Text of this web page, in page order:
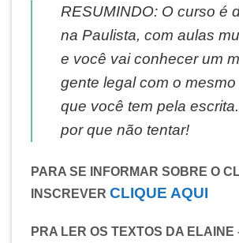
RESUMINDO: O curso é
na Paulista, com aulas
e você vai conhecer um
gente legal com o mesmo
que você tem pela
por que não tentar!
PARA SE INFORMAR SOBRE O
INSCREVER CLIQUE AQUI
PRA LER OS TEXTOS DA